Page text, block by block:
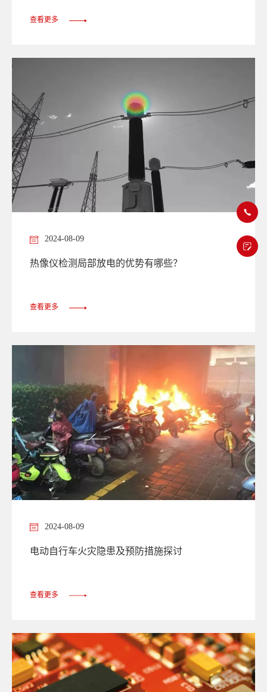
查看更多
2024-08-09
热像仪检测局部放电的优势有哪些？
查看更多
2024-08-09
电动自行车火灾隐患及预防措施探讨
查看更多